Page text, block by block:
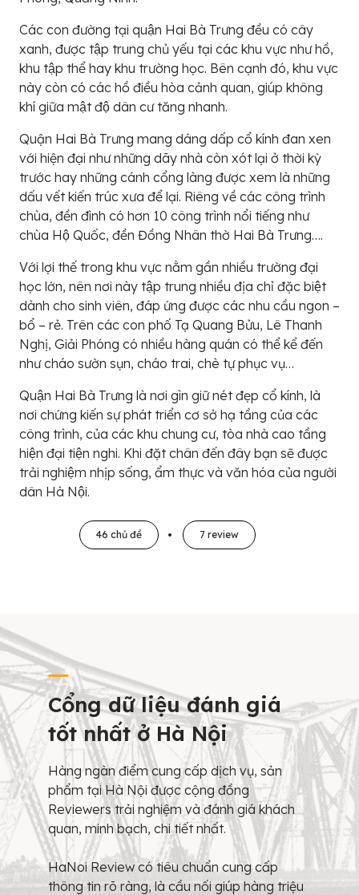
Các con đường tại quận Hai Bà Trưng đều có cây
xanh, được tập trung chủ yếu tại các khu vực như hồ,
khu tập thể hay khu trường học. Bên cạnh đó, khu vực
này còn có các hồ điều hòa cảnh quan, giúp không
khí giữa mật độ dân cư tăng nhanh.
Quận Hai Bà Trưng mang dáng dấp cổ kính đan xen
với hiện đại như những dãy nhà còn xót lại ở thời kỳ
trước hay những cánh cổng làng được xem là những
dấu vết kiến trúc xưa để lại. Riêng về các công trình
chùa, đền đình có hơn 10 công trình nổi tiếng như
chùa Hộ Quốc, đền Đồng Nhân thờ Hai Bà Trưng….
Với lợi thế trong khu vực nằm gần nhiều trường đại
học lớn, nên nơi này tập trung nhiều địa chỉ đặc biệt
dành cho sinh viên, đáp ứng được các nhu cầu ngon –
bổ – rẻ. Trên các con phố Tạ Quang Bửu, Lê Thanh
Nghị, Giải Phóng có nhiều hàng quán có thể kể đến
như cháo sườn sụn, cháo trai, chè tự phục vụ…
Quận Hai Bà Trưng là nơi gìn giữ nét đẹp cổ kính, là
nơi chứng kiến sự phát triển cơ sở hạ tầng của các
công trình, của các khu chung cư, tòa nhà cao tầng
hiện đại tiện nghi. Khi đặt chân đến đây bạn sẽ được
trải nghiệm nhịp sống, ẩm thực và văn hóa của người
dân Hà Nội.
46 chủ đề 7 review
Cổng dữ liệu đánh giá
tốt nhất ở Hà Nội
Hàng ngàn điểm cung cấp dịch vụ, sản
phẩm tại Hà Nội được cộng đồng
Reviewers trải nghiệm và đánh giá khách
quan, minh bạch, chi tiết nhất.
HaNoi Review có tiêu chuẩn cung cấp
thông tin rõ ràng, là cầu nối giúp hàng triệu